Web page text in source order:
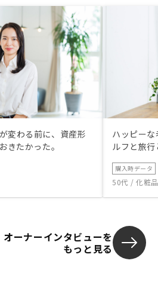
変わる前に、資産形
きたかった。
ハッピー
ルフと旅
購入時データ
50代 / 化粧
オーナーインタビューを
もっと見る